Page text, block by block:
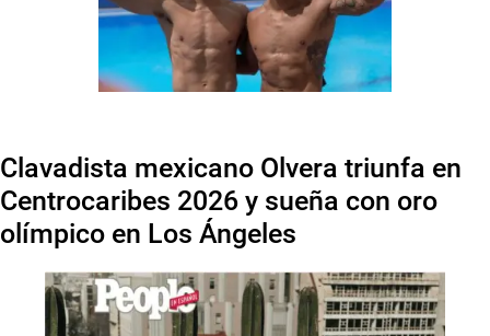
Clavadista mexicano Olvera triunfa en
Centrocaribes 2026 y sueña con oro
olímpico en Los Ángeles